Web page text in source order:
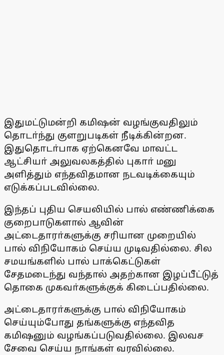
இதுமட்டுமன்றி கமிஷன் வழங்குவதிலும்
தொடா்ந்து குளறுபடிகள் நீடிக்கின்றன.
இதுதொடா்பாக ஏற்கெனவே மாவட்ட
ஆட்சியா் அலுவலகத்தில் புகாா் மனு
அளித்தும் எந்தவிதமான நடவடிக்கையும்
எடுக்கப்படவில்லை.
இந்தப் புதிய செயலியில் பால் எண்ணிக்கை
குறைபாடுகளால் ஆவின்
அட்டைதாரா்களுக்கு சரியான முறையில்
பால் விநியோகம் செய்ய முடிவதில்லை. சில
சமயங்களில் பால் பாக்கெட்டுகள்
சேதமடைந்து வந்தால் அதற்கான இழப்பீட்டுத்
தொகை முகவா்களுக்குக் கிடைப்பதில்லை.
அட்டைதாரா்களுக்கு பால் விநியோகம்
செய்யும்போது தங்களுக்கு எந்தவித
கமிஷனும் வழங்கப்படுவதில்லை. இலவச
சேவை செய்ய நாங்கள் வரவில்லை.